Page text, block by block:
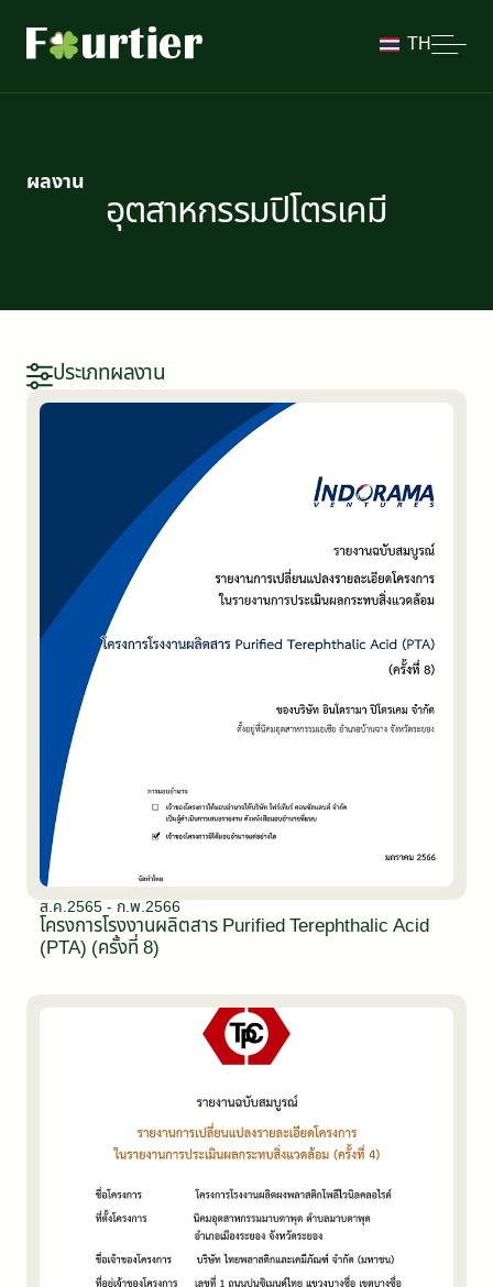
TH
ผลงาน
อุตสาหกรรมปิโตรเคมี
ประเภทผลงาน
ส.ค.2565 - ก.พ.2566
โครงการโรงงานผลิตสาร Purified Terephthalic Acid
(PTA) (ครั้งที่ 8)